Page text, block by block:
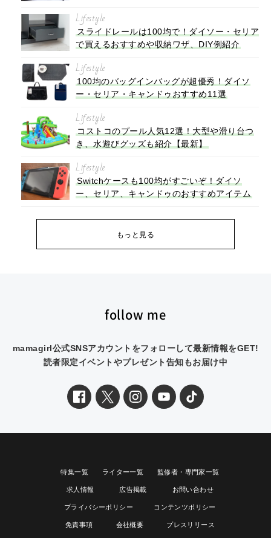
Lifestyle
スライドレールは100均で！ダイソー・セリア
で買えるおすすめや収納ワザ、DIY例紹介
Lifestyle
100均のバッグインバッグが超優秀！ダイソ
ー・セリア・キャンドゥおすすめ11選
Lifestyle
コストコのプール人気12選！大型や滑り台つ
き、水遊びグッズも紹介【最新】
Lifestyle
Switchケースも100均がすごいぞ！ダイソ
ー、セリア、キャンドゥのおすすめアイテム
もっと見る
follow me
mamagirl公式SNSアカウントをフォローして最新情報をGET!
読者限定イベントやプレゼント告知もお届け中
特集一覧 ライター一覧 監修者・専門家一覧
求人情報 広告掲載 お問い合わせ
プライバシーポリシー コンテンツポリシー
免責事項 会社概要 プレスリリース